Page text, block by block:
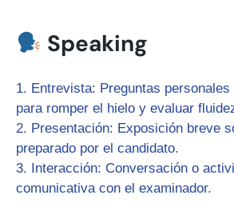
Speaking
Entrevista: Preguntas
para romper el hielo y evaluar
Presentación: Exposición breve
preparado por el candidato.
Interacción: Conversación o
comunicativa con el examinador.